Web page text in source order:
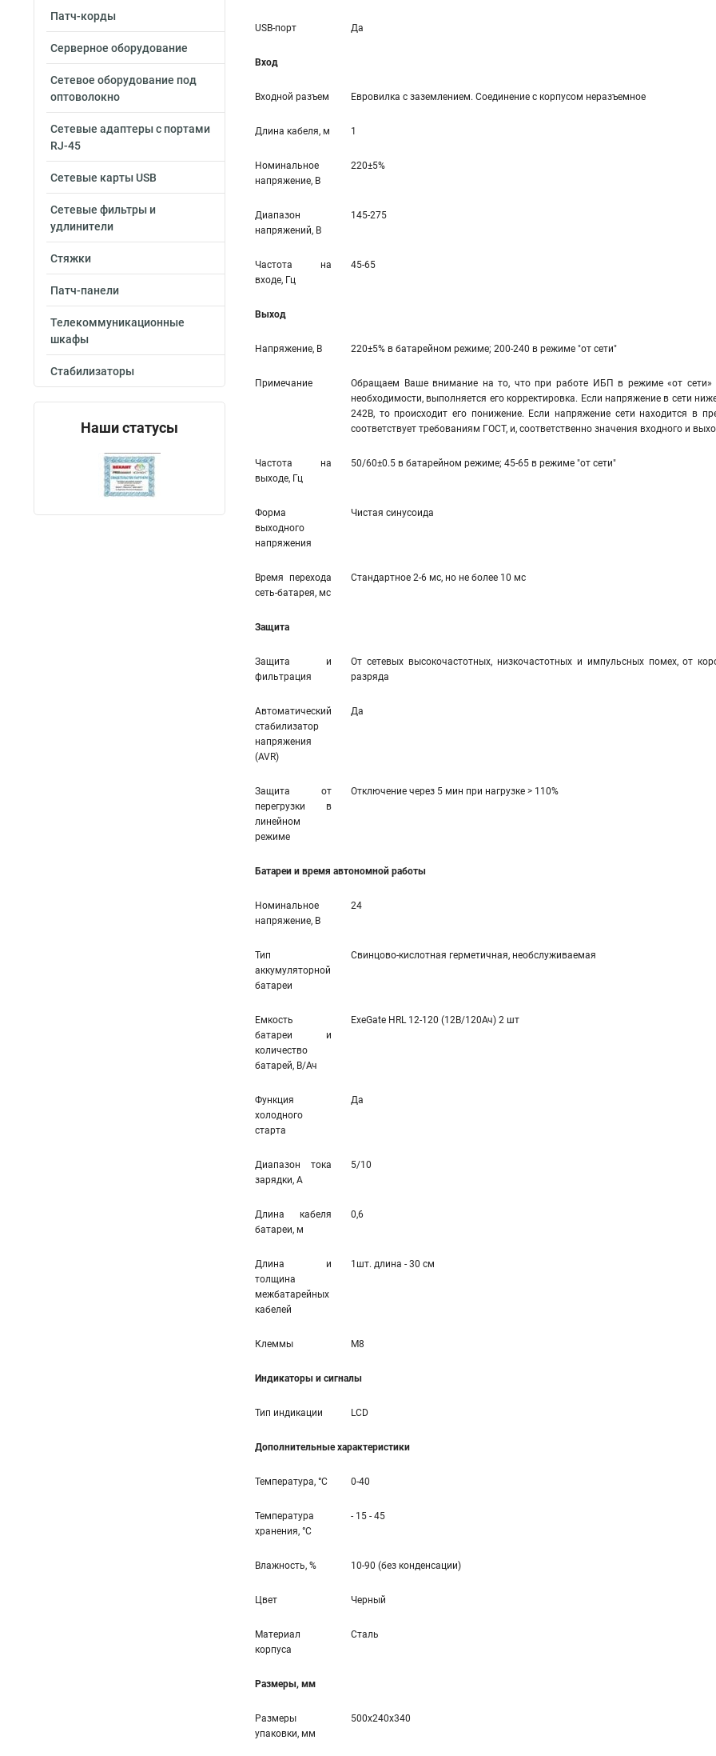
Патч-корды
Серверное оборудование
Сетевое оборудование под
оптоволокно
Сетевые адаптеры с портами
RJ-45
Сетевые карты USB
Сетевые фильтры и
удлинители
Стяжки
Патч-панели
Телекоммуникационные
шкафы
Стабилизаторы
Наши статусы
USB-порт Да
Вход
Входной разъем Евровилка с заземлением. Соединение с корпусом неразъемное
Длина кабеля, м 1
Номинальное
напряжение, В
220±5%
Диапазон
напряжений, В
145-275
Частота на
входе, Гц
45-65
Выход
Напряжение, В 220±5% в батарейном режиме; 200-240 в режиме "от сети"
Примечание
Обращаем Ваше внимание на то, что при работе ИБП в режиме «от сети»
необходимости, выполняется его корректировка. Если напряжение в сети
242В, то происходит его понижение. Если напряжение сети находится в
соответствует требованиям ГОСТ, и, соответственно значения входного и
Частота на
выходе, Гц
50/60±0.5 в батарейном режиме; 45-65 в режиме "от сети"
Форма
выходного
напряжения
Чистая синусоида
Время перехода
сеть-батарея, мс
Стандартное 2-6 мс, но не более 10 мс
Защита
Защита и
фильтрация
От сетевых высокочастотных, низкочастотных и импульсных помех, от
разряда
Автоматический
стабилизатор
напряжения
(AVR)
Да
Защита от
перегрузки в
линейном
режиме
Отключение через 5 мин при нагрузке > 110%
Батареи и время автономной работы
Номинальное
напряжение, В
24
Тип
аккумуляторной
батареи
Свинцово-кислотная герметичная, необслуживаемая
Емкость
батареи и
количество
батарей, В/Ач
ExeGate HRL 12-120 (12В/120Ач) 2 шт
Функция
холодного
старта
Да
Диапазон тока
зарядки, А
5/10
Длина кабеля
батареи, м
0,6
Длина и
толщина
межбатарейных
кабелей
1шт. длина - 30 см
Клеммы M8
Индикаторы и сигналы
Тип индикации LCD
Дополнительные характеристики
Температура, °С 0-40
Температура
хранения, °С
- 15 - 45
Влажность, % 10-90 (без конденсации)
Цвет Черный
Материал
корпуса
Сталь
Размеры, мм
Размеры
упаковки, мм
500x240x340